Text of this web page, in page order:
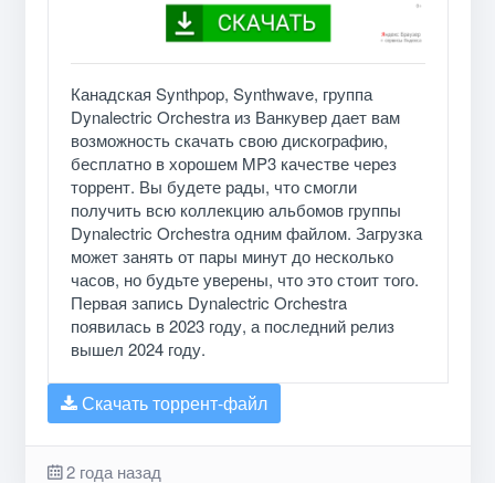
Канадская Synthpop, Synthwave, группа
Dynalectric Orchestra из Ванкувер дает вам
возможность скачать свою дискографию,
бесплатно в хорошем MP3 качестве через
торрент. Вы будете рады, что смогли
получить всю коллекцию альбомов группы
Dynalectric Orchestra одним файлом. Загрузка
может занять от пары минут до несколько
часов, но будьте уверены, что это стоит того.
Первая запись Dynalectric Orchestra
появилась в 2023 году, а последний релиз
вышел 2024 году.
Скачать торрент-файл
2 года назад